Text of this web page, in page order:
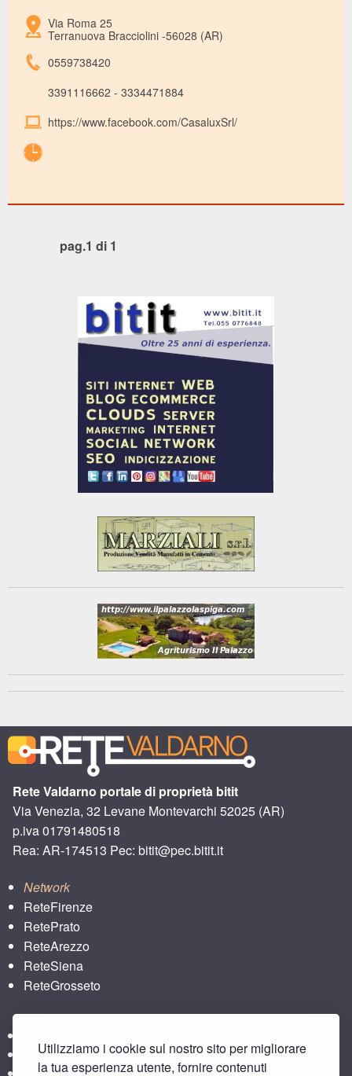
Utilizziamo i cookie sul nostro sito per migliorare
la tua esperienza utente, fornire contenuti
Via Roma 25
Terranuova Bracciolini -56028 (AR)
0559738420
3391116662 - 3334471884
https://www.facebook.com/CasaluxSrl/
pag.1 di 1
Rete Valdarno portale di proprietà bitit
Via Venezia, 32 Levane Montevarchi 52025 (AR)
p.iva 01791480518
Rea: AR-174513 Pec: bitit@pec.bitit.it
Network
ReteFirenze
RetePrato
ReteArezzo
ReteSiena
ReteGrosseto
ReteLpisa